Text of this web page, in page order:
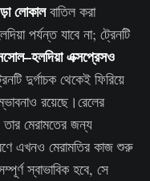
লোকালবাতিল করা
পর্যন্ত যাবে না; ট্রেনটি
এক্সপ্রেসও
দুর্গাচক থেকেই ফিরিয়ে
রয়েছে।রেলের
মেরামতের জন্য
এখনও মেরামতির কাজ শুরু
স্বাভাবিক হবে, সে